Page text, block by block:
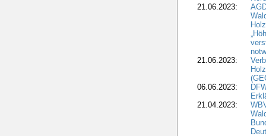
21.06.2023:
21.06.2023:
06.06.2023:
21.04.2023: